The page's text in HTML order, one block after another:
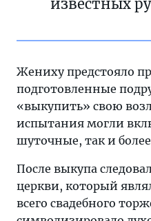
известных
Жениху предстояло
подготовленные
«выкупить» свою
испытания могли
шуточные, так и
После выкупа
церкви, который
всего свадебного